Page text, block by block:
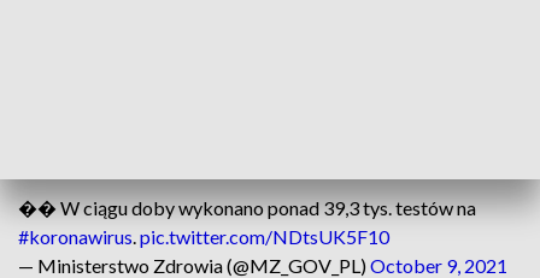
�� W ciągu doby wykonano ponad 39,3 tys. testów na
#koronawirus.pic.twitter.com/NDtsUK5F10
— Ministerstwo Zdrowia (@MZ_GOV_PL)October 9, 2021